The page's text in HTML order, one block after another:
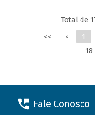
Total de
<<
< 1
18
Fale Conosco